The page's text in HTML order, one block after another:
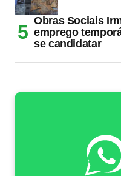
Obras Sociais
emprego
se candidatar